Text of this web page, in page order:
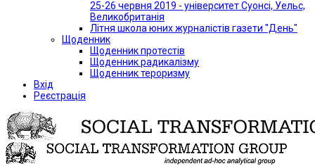
25-26 червня 2019 - університет Суонсі, Уельс,
Великобританія
Літня школа юних журналістів газети "День"
Щоденник
Щоденник протестів
Щоденник радикалізму
Щоденник тероризму
Вхід
Реєстрація